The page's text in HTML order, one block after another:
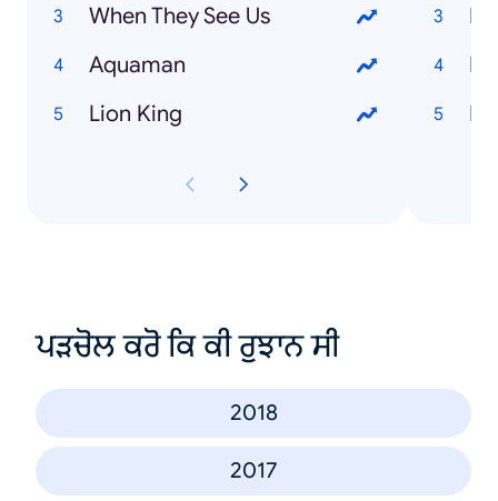
When They See Us
Aquaman
Lion King
ਪੜਚੋਲ ਕਰੋ ਕਿ ਕੀ ਰੁਝਾਨ ਸੀ
2018
2017